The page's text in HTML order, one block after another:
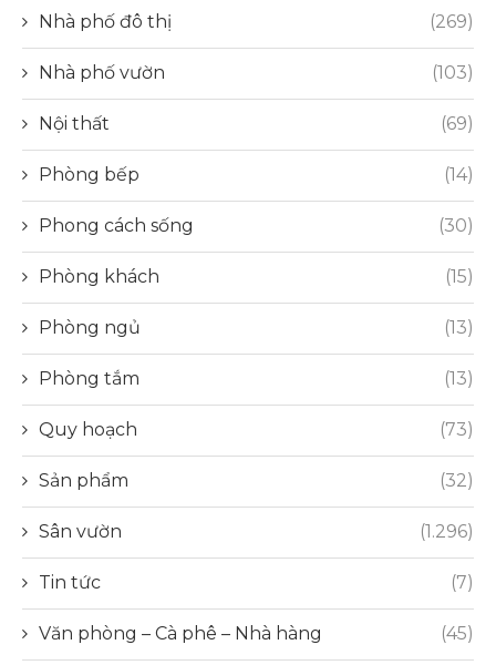
Nhà phố đô thị (269)
Nhà phố vườn (103)
Nội thất (69)
Phòng bếp (14)
Phong cách sống (30)
Phòng khách (15)
Phòng ngủ (13)
Phòng tắm (13)
Quy hoạch (73)
Sản phẩm (32)
Sân vườn (1.296)
Tin tức (7)
Văn phòng – Cà phê – Nhà hàng (45)